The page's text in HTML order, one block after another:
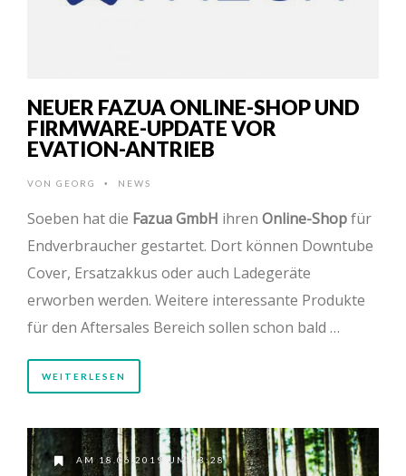
NEUER FAZUA ONLINE-SHOP UND
FIRMWARE-UPDATE VOR
EVATION-ANTRIEB
VON GEORG • NEWS
Soeben hat die Fazua GmbH ihren Online-Shopfür
Endverbraucher gestartet. Dort können Downtube
Cover, Ersatzakkus oder auch Ladegeräte
erworben werden. Weitere interessante Produkte
für den Aftersales Bereich sollen schon bald …
WEITERLESEN
AM 18.06.2019 UM 13:28